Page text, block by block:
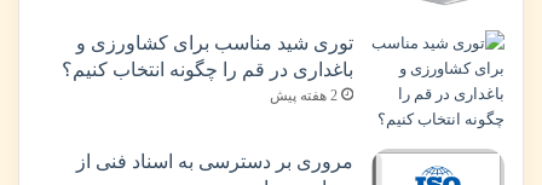
توری شید مناسب برای کشاورزی و
باغداری در قم را چگونه انتخاب کنیم؟
2 هفته پیش
مروری بر دسترسی به اسناد فنی از